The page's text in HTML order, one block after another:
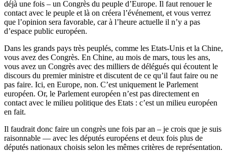
déjà une fois – un Congrès du peuple d’Europe. Il faut renouer le
contact avec le peuple et là on créera l’événement, et vous verrez
que l’opinion sera favorable, car à l’heure actuelle il n’y a pas
d’espace public européen.
Dans les grands pays très peuplés, comme les Etats-Unis et la Chine,
vous avez des Congrès. En Chine, au mois de mars, tous les ans,
vous avez un Congrès avec des milliers de délégués qui écoutent le
discours du premier ministre et discutent de ce qu’il faut faire ou ne
pas faire. Ici, en Europe, non. C’est uniquement le Parlement
européen. Or, le Parlement européen n’est pas directement en
contact avec le milieu politique des Etats : c’est un milieu européen
en fait.
Il faudrait donc faire un congrès une fois par an – je crois que je suis
raisonnable — avec les députés européens et deux fois plus de
députés nationaux choisis selon les mêmes critères de représentation.